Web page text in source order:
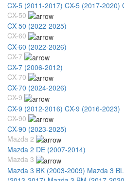
CX-5 (2011-2017) CX-5 (2017-2020)
CX-50
CX-50 (2022-2025)
CX-60
CX-60 (2022-2026)
CX-7
CX-7 (2006-2012)
CX-70
CX-70 (2024-2026)
CX-9
CX-9 (2012-2016) CX-9 (2016-2023)
CX-90
CX-90 (2023-2025)
Mazda 2
Mazda 2 DE (2007-2014)
Mazda 3
Mazda 3 BK (2003-2009) Mazda 3